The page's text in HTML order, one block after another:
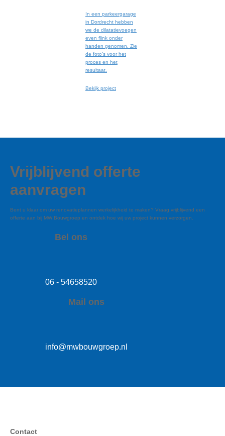
In een parkeergarage
in Dordrecht hebben
we de dilatatievoegen
even flink onder
handen genomen. Zie
de foto’s voor het
proces en het
resultaat.
Bekijk project
Vrijblijvend offerte
aanvragen
Bent u klaar om uw renovatieplannen werkelijkheid te maken? Vraag vrijblijvend een
offerte aan bij MW Bouwgroep en ontdek hoe wij uw project kunnen verzorgen.
Bel ons
06 - 54658520
Mail ons
info@mwbouwgroep.nl
Contact